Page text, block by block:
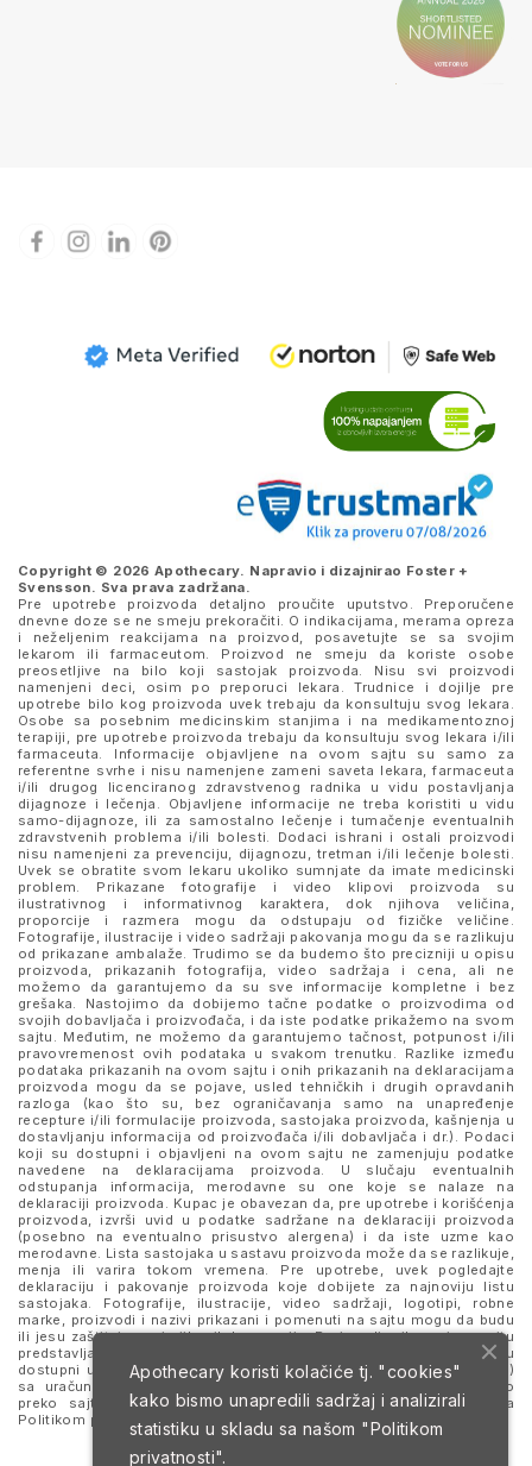
Copyright © 2026 Apothecary. Napravio i dizajnirao Foster +
Svensson. Sva prava zadržana.
Pre upotrebe proizvoda detaljno proučite uputstvo. Preporučene
dnevne doze se ne smeju prekoračiti. O indikacijama, merama opreza
i neželjenim reakcijama na proizvod, posavetujte se sa svojim
lekarom ili farmaceutom. Proizvod ne smeju da koriste osobe
preosetljive na bilo koji sastojak proizvoda. Nisu svi proizvodi
namenjeni deci, osim po preporuci lekara. Trudnice i dojilje pre
upotrebe bilo kog proizvoda uvek trebaju da konsultuju svog lekara.
Osobe sa posebnim medicinskim stanjima i na medikamentoznoj
terapiji, pre upotrebe proizvoda trebaju da konsultuju svog lekara i/ili
farmaceuta. Informacije objavljene na ovom sajtu su samo za
referentne svrhe i nisu namenjene zameni saveta lekara, farmaceuta
i/ili drugog licenciranog zdravstvenog radnika u vidu postavljanja
dijagnoze i lečenja. Objavljene informacije ne treba koristiti u vidu
samo-dijagnoze, ili za samostalno lečenje i tumačenje eventualnih
zdravstvenih problema i/ili bolesti. Dodaci ishrani i ostali proizvodi
nisu namenjeni za prevenciju, dijagnozu, tretman i/ili lečenje bolesti.
Uvek se obratite svom lekaru ukoliko sumnjate da imate medicinski
problem. Prikazane fotografije i video klipovi proizvoda su
ilustrativnog i informativnog karaktera, dok njihova veličina,
proporcije i razmera mogu da odstupaju od fizičke veličine.
Fotografije, ilustracije i video sadržaji pakovanja mogu da se razlikuju
od prikazane ambalaže. Trudimo se da budemo što precizniji u opisu
proizvoda, prikazanih fotografija, video sadržaja i cena, ali ne
možemo da garantujemo da su sve informacije kompletne i bez
grešaka. Nastojimo da dobijemo tačne podatke o proizvodima od
svojih dobavljača i proizvođača, i da iste podatke prikažemo na svom
sajtu. Međutim, ne možemo da garantujemo tačnost, potpunost i/ili
pravovremenost ovih podataka u svakom trenutku. Razlike između
podataka prikazanih na ovom sajtu i onih prikazanih na deklaracijama
proizvoda mogu da se pojave, usled tehničkih i drugih opravdanih
razloga (kao što su, bez ograničavanja samo na unapređenje
recepture i/ili formulacije proizvoda, sastojaka proizvoda, kašnjenja u
dostavljanju informacija od proizvođača i/ili dobavljača i dr.). Podaci
koji su dostupni i objavljeni na ovom sajtu ne zamenjuju podatke
navedene na deklaracijama proizvoda. U slučaju eventualnih
odstupanja informacija, merodavne su one koje se nalaze na
deklaraciji proizvoda. Kupac je obavezan da, pre upotrebe i korišćenja
proizvoda, izvrši uvid u podatke sadržane na deklaraciji proizvoda
(posebno na eventualno prisustvo alergena) i da iste uzme kao
merodavne. Lista sastojaka u sastavu proizvoda može da se razlikuje,
menja ili varira tokom vremena. Pre upotrebe, uvek pogledajte
deklaraciju i pakovanje proizvoda koje dobijete za najnoviju listu
sastojaka. Fotografije, ilustracije, video sadržaji, logotipi, robne
marke, proizvodi i nazivi prikazani i pomenuti na sajtu mogu da budu
ili jesu zaštitni znaci njihovih kompanija. Proizvodi prikazani na sajtu
predstavljaju deo ponude za poručivanje i ne podrazumeva se da su
dostupni u svakom trenutku. Sve cene su izražene u dinarima (RSD)
sa uračunatim PDV-om, dok je poručivanje omogućeno isključivo
preko sajta. Nastavkom i upotrebom ovog sajta slažete se sa
Politikom privatnosti
iUslovima korišćenja i prodaje
Apothecary koristi kolačiće tj. "cookies"
kako bismo unapredili sadržaj i analizirali
statistiku u skladu sa našom "Politikom
privatnosti".